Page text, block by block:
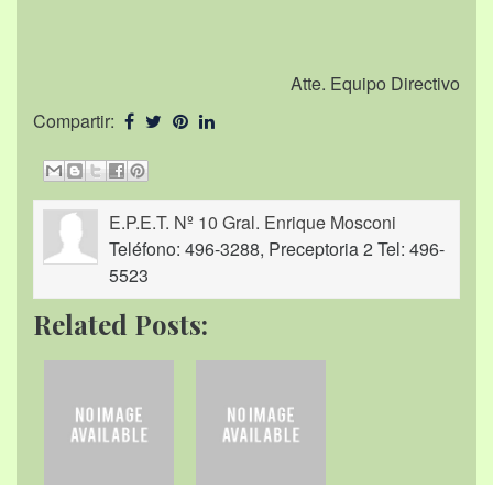
Atte. Equipo Directivo
Compartir:
E.P.E.T. Nº 10 Gral. Enrique Mosconi
Teléfono: 496-3288, Preceptoria 2 Tel: 496-
5523
Related Posts: